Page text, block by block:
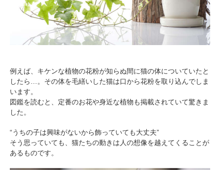
例えば、キケンな植物の花粉が知らぬ間に猫の体についていたと
したら…。その体を毛繕いした猫は口から花粉を取り込んでしま
います。
図鑑を読むと、定番のお花や身近な植物も掲載されていて驚きま
した。
“うちの子は興味がないから飾っていても大丈夫”
そう思っていても、猫たちの動きは人の想像を越えてくることが
あるものです。